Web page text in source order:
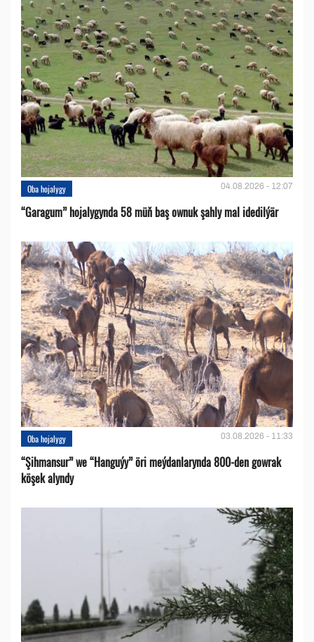
Oba hojalygy 04.08.2026 - 12:07
“Garagum” hojalygynda 58 müň baş ownuk şahly mal idedilýär
Oba hojalygy 03.08.2026 - 11:33
“Şihmansur” we “Hanguýy” öri meýdanlarynda 800-den gowrak
köşek alyndy